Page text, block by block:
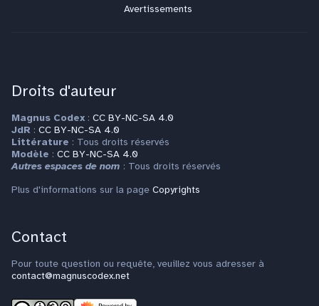
Avertissements
Droits d'auteur
Magnus Codex : CC BY-NC-SA 4.0
JdR : CC BY-NC-SA 4.0
Littérature : Tous droits réservés
Modèle : CC BY-NC-SA 4.0
Autres espaces de nom : Tous droits réservés
Plus d'informations sur la page Copyrights
Contact
Pour toute question ou requête, veuillez vous adresser à
contact@magnuscodex.net